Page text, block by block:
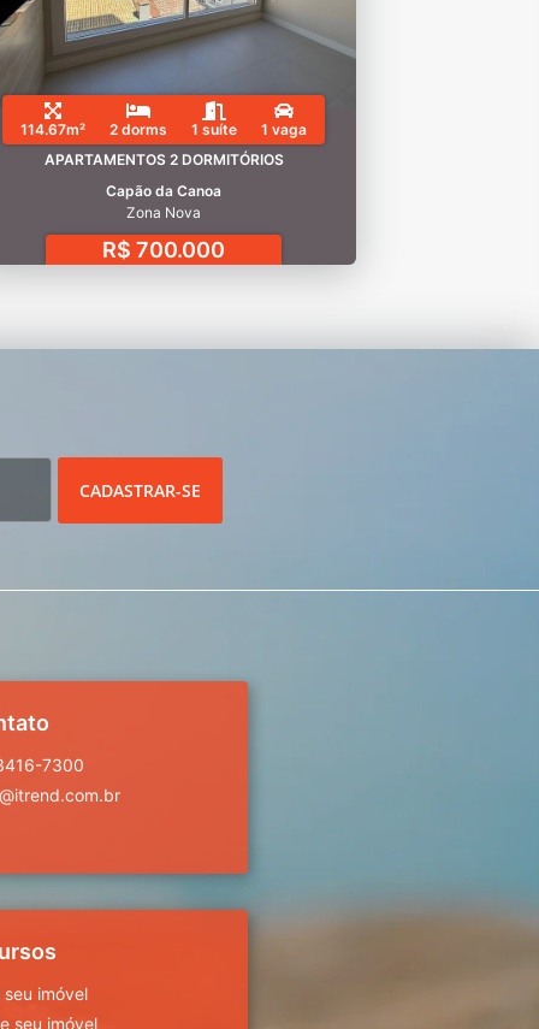
114.67m² 2 dorms 1 suíte
1 vaga
APARTAMENTOS 2 DORMITÓRIOS
Capão da Canoa
Zona Nova
R$ 700.000
CADASTRAR-SE
7300
imóvel
seu imóvel